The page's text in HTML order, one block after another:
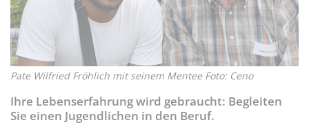
Pate Wilfried Fröhlich mit seinem Mentee Foto: Ceno
Ihre Lebenserfahrung wird gebraucht: Begleiten
Sie einen Jugendlichen in den Beruf.